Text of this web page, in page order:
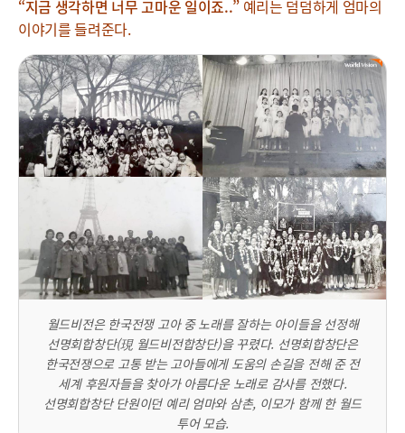
“지금 생각하면 너무 고마운 일이죠..”예리는 덤덤하게 엄마의
이야기를 들려준다.
월드비전은 한국전쟁 고아 중 노래를 잘하는 아이들을 선정해
선명회합창단(現 월드비전합창단)을 꾸렸다. 선명회합창단은
한국전쟁으로 고통 받는 고아들에게 도움의 손길을 전해 준 전
세계 후원자들을 찾아가 아름다운 노래로 감사를 전했다.
선명회합창단 단원이던 예리 엄마와 삼촌, 이모가 함께 한 월드
투어 모습.